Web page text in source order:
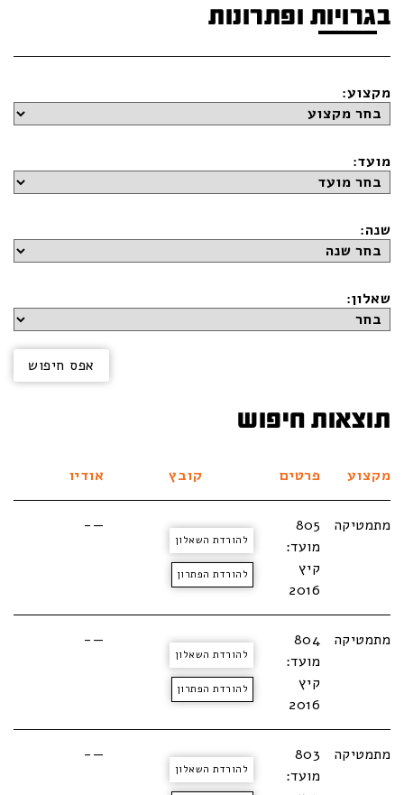
בגרויות ופתרונות
מקצוע:
מועד:
שנה:
שאלון:
תוצאות חיפוש
מקצוע פרטים קובץ אודיו
מתמטיקה
805
מועד:
קיץ
2016
להורדת השאלון
להורדת הפתרון
—-
מתמטיקה
804
מועד:
קיץ
2016
להורדת השאלון
להורדת הפתרון
—-
מתמטיקה
803
מועד:
להורדת השאלון
—-